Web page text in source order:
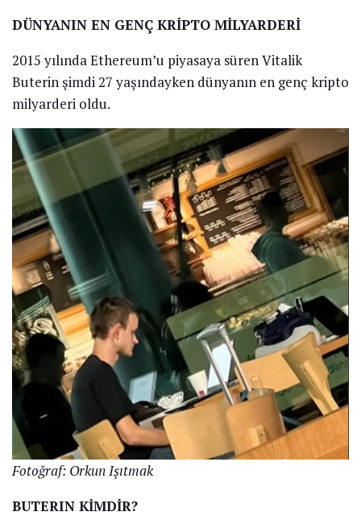
DÜNYANIN EN GENÇ KRİPTO MİLYARDERİ
2015 yılında Ethereum’u piyasaya süren Vitalik
Buterin şimdi 27 yaşındayken dünyanın en genç kripto
milyarderi oldu.
Fotoğraf: Orkun Işıtmak
BUTERIN KİMDİR?